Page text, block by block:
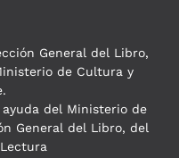
General del Libro,
de Cultura y
del Ministerio de
General del Libro, del